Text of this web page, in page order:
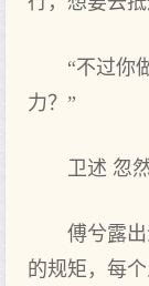
“不过你
力？”
卫述 忽
傅兮露
的规矩，每